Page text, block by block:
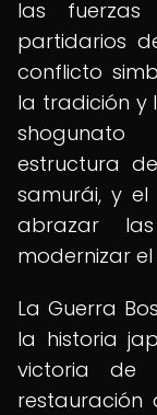
las
partidarios
conflicto
la tradición y
shogunato
estructura
samurái, y el
abrazar
modernizar
La Guerra
la historia
victoria de
restauración